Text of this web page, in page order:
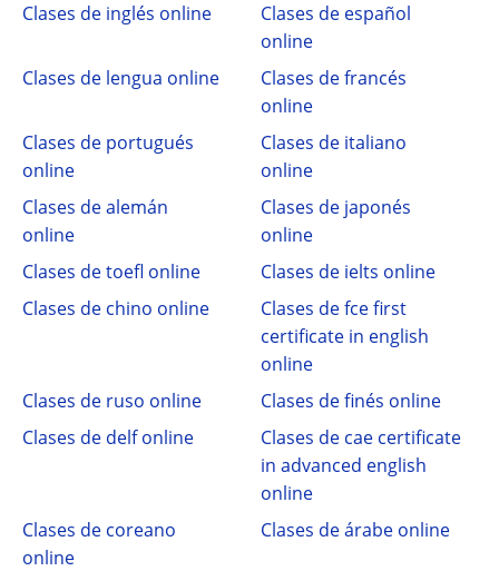
Clases de inglés online
Clases de español
online
Clases de lengua online
Clases de francés
online
Clases de portugués
online
Clases de italiano
online
Clases de alemán
online
Clases de japonés
online
Clases de toefl online
Clases de ielts online
Clases de chino online
Clases de fce first
certificate in english
online
Clases de ruso online
Clases de finés online
Clases de delf online
Clases de cae certificate
in advanced english
online
Clases de coreano
online
Clases de árabe online